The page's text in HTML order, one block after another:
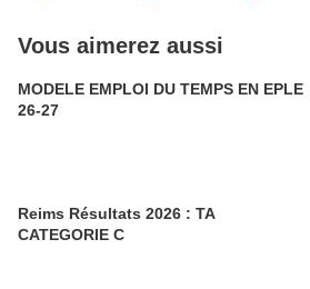
Vous aimerez aussi
MODELE EMPLOI DU TEMPS EN EPLE
26-27
Reims Résultats 2026 : TA
CATEGORIE C